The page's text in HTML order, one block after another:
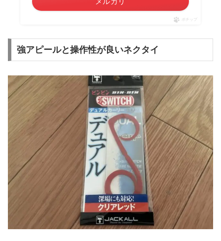
ポチップ
強アピールと操作性が良いネクタイ